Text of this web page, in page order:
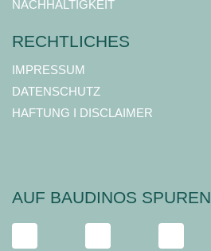
NACHHALTIGKEIT
RECHTLICHES
IMPRESSUM
DATENSCHUTZ
HAFTUNG I DISCLAIMER
AUF BAUDINOS SPUREN